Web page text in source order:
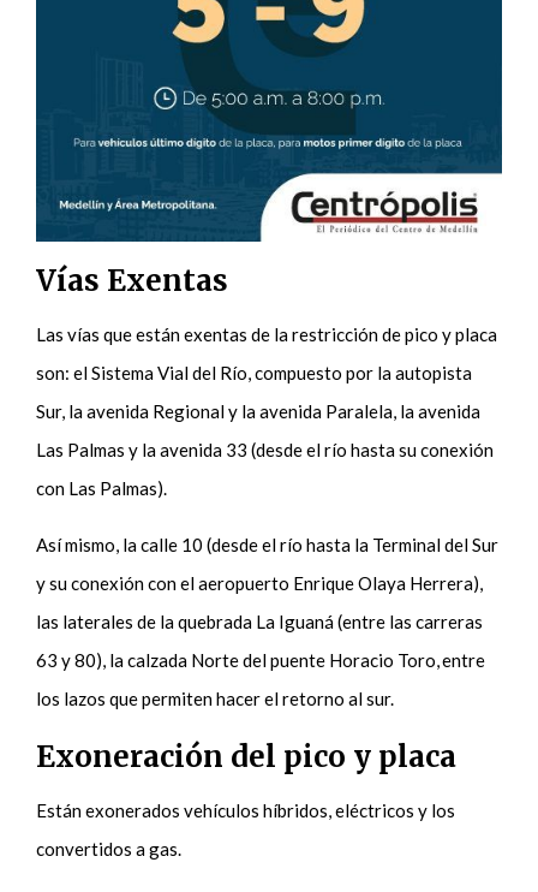
Vías Exentas
Las vías que están exentas de la restricción de pico y placa
son: el Sistema Vial del Río, compuesto por la autopista
Sur, la avenida Regional y la avenida Paralela, la avenida
Las Palmas y la avenida 33 (desde el río hasta su conexión
con Las Palmas).
Así mismo, la calle 10 (desde el río hasta la Terminal del Sur
y su conexión con el aeropuerto Enrique Olaya Herrera),
las laterales de la quebrada La Iguaná (entre las carreras
63 y 80), la calzada Norte del puente Horacio Toro, entre
los lazos que permiten hacer el retorno al sur.
Exoneración del pico y placa
Están exonerados vehículos híbridos, eléctricos y los
convertidos a gas.